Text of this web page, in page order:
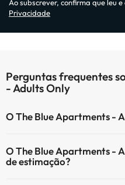
Ao subscrever, confirma que leu
Privacidade
Perguntas frequentes
- Adults Only
O The Blue Apartments -
O The Blue Apartments -
de estimação?